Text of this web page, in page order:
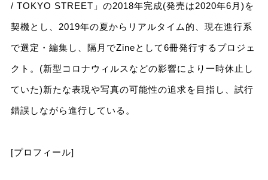
/ TOKYO STREET」の2018年完成(発売は2020年6月)を
契機とし、2019年の夏からリアルタイム的、現在進行系
で選定・編集し、隔月でZineとして6冊発行するプロジェ
クト。(新型コロナウィルスなどの影響により一時休止し
ていた)新たな表現や写真の可能性の追求を目指し、試行
錯誤しながら進行している。
[プロフィール]